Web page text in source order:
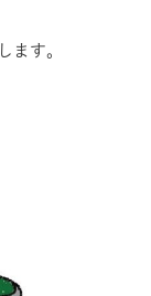
ます。